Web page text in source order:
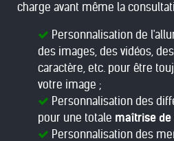
charge avant même la
Personnalisation de
des images, des vidéos,
caractère, etc. pour être
votre image ;
Personnalisation des
pour une totale maîtrise
Personnalisation des